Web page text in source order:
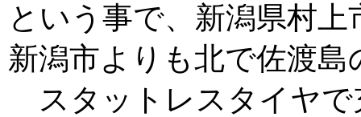
という事で、新潟県村
新潟市よりも北で佐渡
スタットレスタイヤで